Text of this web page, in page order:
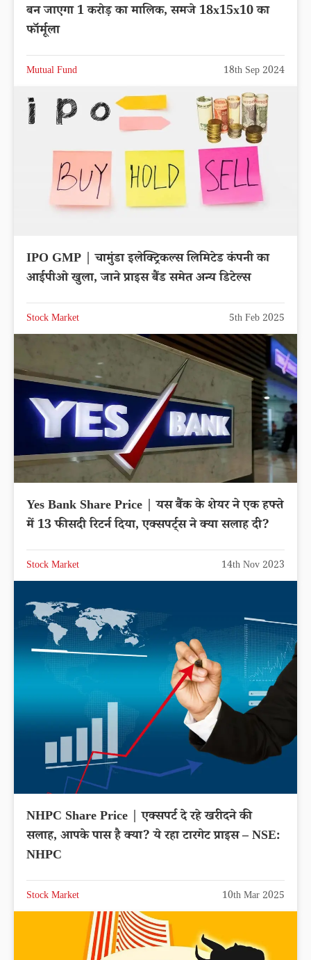
बन जाएगा 1 करोड़ का मालिक, समजे 18x15x10 का
फॉर्मूला
Mutual Fund 18th Sep 2024
IPO GMP | चामुंडा इलेक्ट्रिकल्स लिमिटेड कंपनी का
आईपीओ खुला, जाने प्राइस बैंड समेत अन्य डिटेल्स
Stock Market 5th Feb 2025
Yes Bank Share Price | यस बैंक के शेयर ने एक हफ्ते
में 13 फीसदी रिटर्न दिया, एक्सपर्ट्स ने क्या सलाह दी?
Stock Market 14th Nov 2023
NHPC Share Price | एक्सपर्ट दे रहे खरीदने की
सलाह, आपके पास है क्या? ये रहा टारगेट प्राइस – NSE:
NHPC
Stock Market 10th Mar 2025